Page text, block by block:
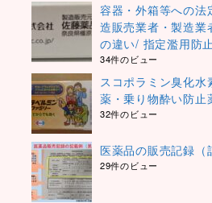
容器・外箱等への
造販売業者・製造業
の違い/ 指定濫用防
34件のビュー
スコポラミン臭化
薬・乗り物酔い防止
32件のビュー
医薬品の販売記録（
29件のビュー